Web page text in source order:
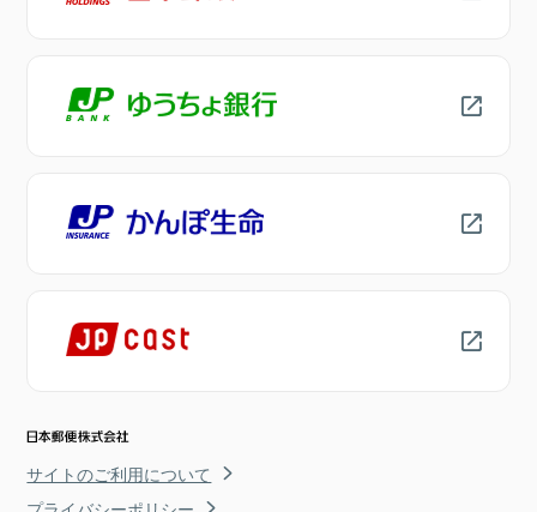
サイトのご利用について